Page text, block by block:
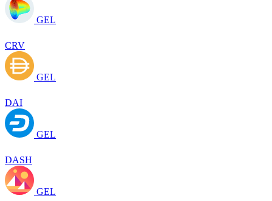
GEL
CRV
GEL
DAI
GEL
DASH
GEL